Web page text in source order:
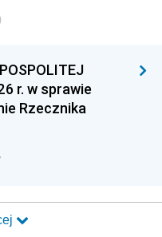
r. w sprawie
Rzecznika